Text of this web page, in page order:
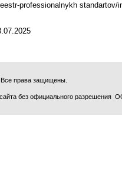
professionalnykh
права защищены.
без официального разрешения